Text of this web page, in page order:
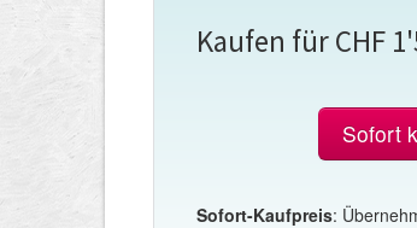
Kaufen für CHF
Sofort
Sofort-Kaufpreis: